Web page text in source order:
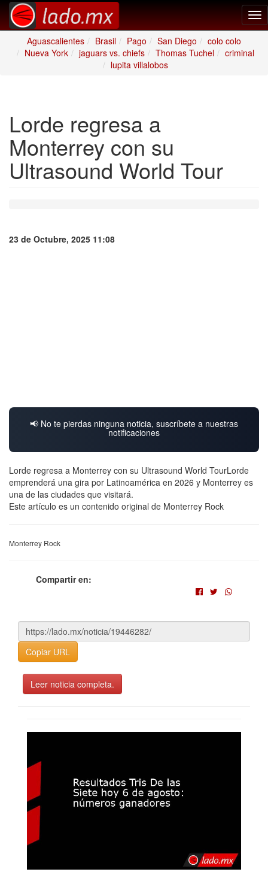
Aguascalientes
Brasil Pago San Diego
colo colo
Nueva York
jaguars vs. chiefs Thomas Tuchel
criminal
lupita villalobos
Lorde regresa a
Monterrey con su
Ultrasound World Tour
23 de Octubre, 2025 11:08
📢 No te pierdas ninguna noticia, suscríbete a nuestras
notificaciones
Lorde regresa a Monterrey con su Ultrasound World TourLorde
emprenderá una gira por Latinoamérica en 2026 y Monterrey es
una de las ciudades que visitará.
Este artículo es un contenido original de Monterrey Rock
Monterrey Rock
Compartir en:
Copiar URL
Leer noticia completa.